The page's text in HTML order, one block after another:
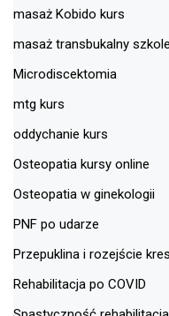
masaż Kobido kurs
masaż transbukalny
Microdiscektomia
mtg kurs
oddychanie kurs
Osteopatia kursy online
Osteopatia w ginekologii
PNF po udarze
Przepuklina i rozejście
Rehabilitacja po COVID